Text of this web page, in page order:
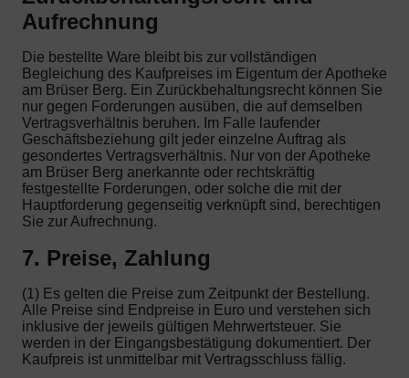
Aufrechnung
Die bestellte Ware bleibt bis zur vollständigen
Begleichung des Kaufpreises im Eigentum der Apotheke
am Brüser Berg. Ein Zurückbehaltungsrecht können Sie
nur gegen Forderungen ausüben, die auf demselben
Vertragsverhältnis beruhen. Im Falle laufender
Geschäftsbeziehung gilt jeder einzelne Auftrag als
gesondertes Vertragsverhältnis. Nur von der Apotheke
am Brüser Berg anerkannte oder rechtskräftig
festgestellte Forderungen, oder solche die mit der
Hauptforderung gegenseitig verknüpft sind, berechtigen
Sie zur Aufrechnung.
7. Preise, Zahlung
(1) Es gelten die Preise zum Zeitpunkt der Bestellung.
Alle Preise sind Endpreise in Euro und verstehen sich
inklusive der jeweils gültigen Mehrwertsteuer. Sie
werden in der Eingangsbestätigung dokumentiert. Der
Kaufpreis ist unmittelbar mit Vertragsschluss fällig.